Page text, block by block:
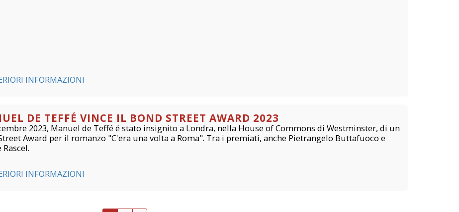
INFORMAZIONI
DE TEFFÉ VINCE IL BOND STREET AWARD 2023
2023, Manuel de Teffé é stato insignito a Londra, nella House of Commons di Westminster, di un
Award per il romanzo "C'era una volta a Roma". Tra i premiati, anche Pietrangelo Buttafuoco e
Rascel.
INFORMAZIONI